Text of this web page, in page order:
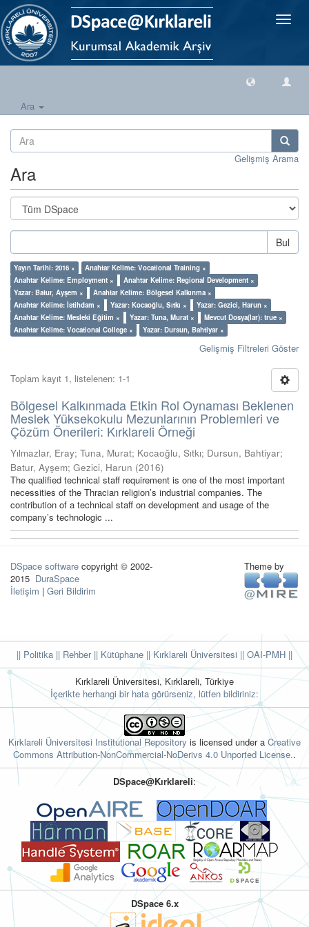
Geçiş
Ara
Gelişmiş Arama
Ara
Bul
Yayın Tarihi: 2016 ×
Anahtar Kelime: Vocational Training ×
Anahtar Kelime: Employment ×
Anahtar Kelime: Regional Development ×
Yazar: Batur, Ayşem ×
Anahtar Kelime: Bölgesel Kalkınma ×
Anahtar Kelime: İstihdam ×
Yazar: Kocaoğlu, Sıtkı ×
Yazar: Gezici, Harun ×
Anahtar Kelime: Mesleki Eğitim ×
Yazar: Tuna, Murat ×
Mevcut Dosya(lar): true ×
Anahtar Kelime: Vocational College ×
Yazar: Dursun, Bahtiyar ×
Gelişmiş Filtreleri Göster
Toplam kayıt 1, listelenen: 1-1
Bölgesel Kalkınmada Etkin Rol Oynaması Beklenen
Meslek Yüksekokulu Mezunlarının Problemleri ve
Çözüm Önerileri: Kırklareli Örneği
Yılmazlar, Eray; Tuna, Murat; Kocaoğlu, Sıtkı; Dursun, Bahtiyar;
Batur, Ayşem; Gezici, Harun (2016)
The qualified technical staff requirement is one of the most important
necessities of the Thracian religion’s industrial companies. The
contribution of a technical staff on development and usage of the
company’s technologic ...
DSpace software copyright © 2002-
2015 DuraSpace
İletişim | Geri Bildirim
Theme by
|| Politika || Rehber|| Kütüphane || Kırklareli Üniversitesi || OAI-PMH ||
Kırklareli Üniversitesi, Kırklareli, Türkiye
İçerikte herhangi bir hata görürseniz, lütfen bildiriniz:
Kırklareli Üniversitesi Institutional Repository is licensed under a Creative
Commons Attribution-NonCommercial-NoDerivs 4.0 Unported License..
DSpace@Kırklareli:
DSpace 6.x